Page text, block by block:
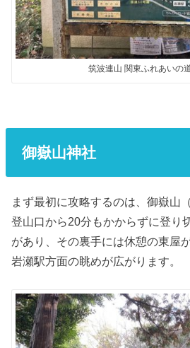
筑波連山 関東ふれあいの
御嶽山神社
まず最初に攻略するのは、御嶽山
登山口から20分もかからずに登り
があり、その裏手には休憩の東屋
岩瀬駅方面の眺めが広がります。